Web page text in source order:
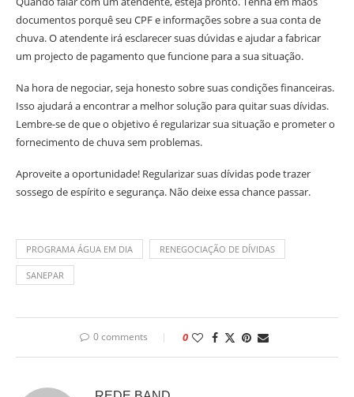
documentos porquê seu CPF e informações sobre a sua conta de
chuva. O atendente irá esclarecer suas dúvidas e ajudar a fabricar
um projecto de pagamento que funcione para a sua situação.
Na hora de negociar, seja honesto sobre suas condições financeiras.
Isso ajudará a encontrar a melhor solução para quitar suas dívidas.
Lembre-se de que o objetivo é regularizar sua situação e prometer o
fornecimento de chuva sem problemas.
Aproveite a oportunidade! Regularizar suas dívidas pode trazer
sossego de espírito e segurança. Não deixe essa chance passar.
PROGRAMA ÁGUA EM DIA RENEGOCIAÇÃO DE DÍVIDAS
SANEPAR
0 comments 0